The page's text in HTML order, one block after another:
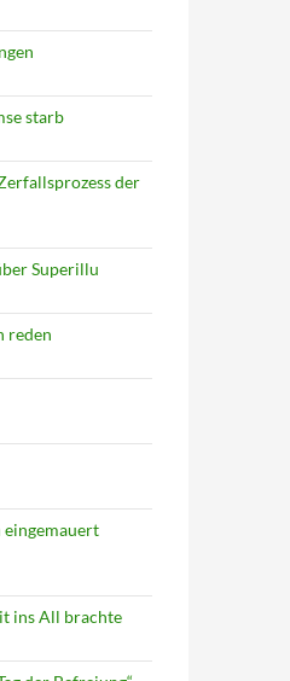
starb
der
Superillu
reden
eingemauert
ins All brachte